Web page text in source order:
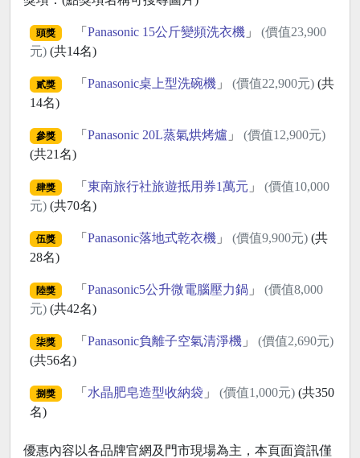
頭獎 「 Panasonic 15公斤變頻洗衣機」 (價值23,900
元) (共14名)
貳獎 「 Panasonic桌上型洗碗機」 (價值22,900元)(共
14名)
參獎 「 Panasonic 20L蒸氣烘烤爐 」 (價值12,900元)
(共21名)
肆獎 「 東南旅行社旅遊抵用券1萬元 」 (價值10,000
元) (共70名)
伍獎 「 Panasonic落地式乾衣機」 (價值9,900元)(共
28名)
陸獎 「 Panasonic5公升微電腦壓力鍋」 (價值8,000
元) (共42名)
柒獎 「 Panasonic負離子空氣清淨機」 (價值2,690元)
(共56名)
捌獎 「 水晶肥皂造型收納袋 」 (價值1,000元)(共350
名)
優惠內容以各品牌官網及門市現場為主，本頁面資訊僅